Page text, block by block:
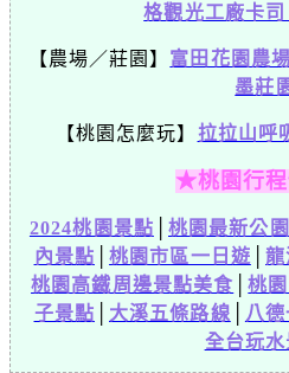
格觀光工廠卡
【農場／莊園】 富田花園農場
墨莊
【桃園怎麼玩】 拉拉山呼
★桃園行程
2024桃園景點 桃園最新公園
內景點 │桃園市區一日遊 龍
桃園高鐵周邊景點美食 │桃
子景點
大溪五條路線 八
全台玩水